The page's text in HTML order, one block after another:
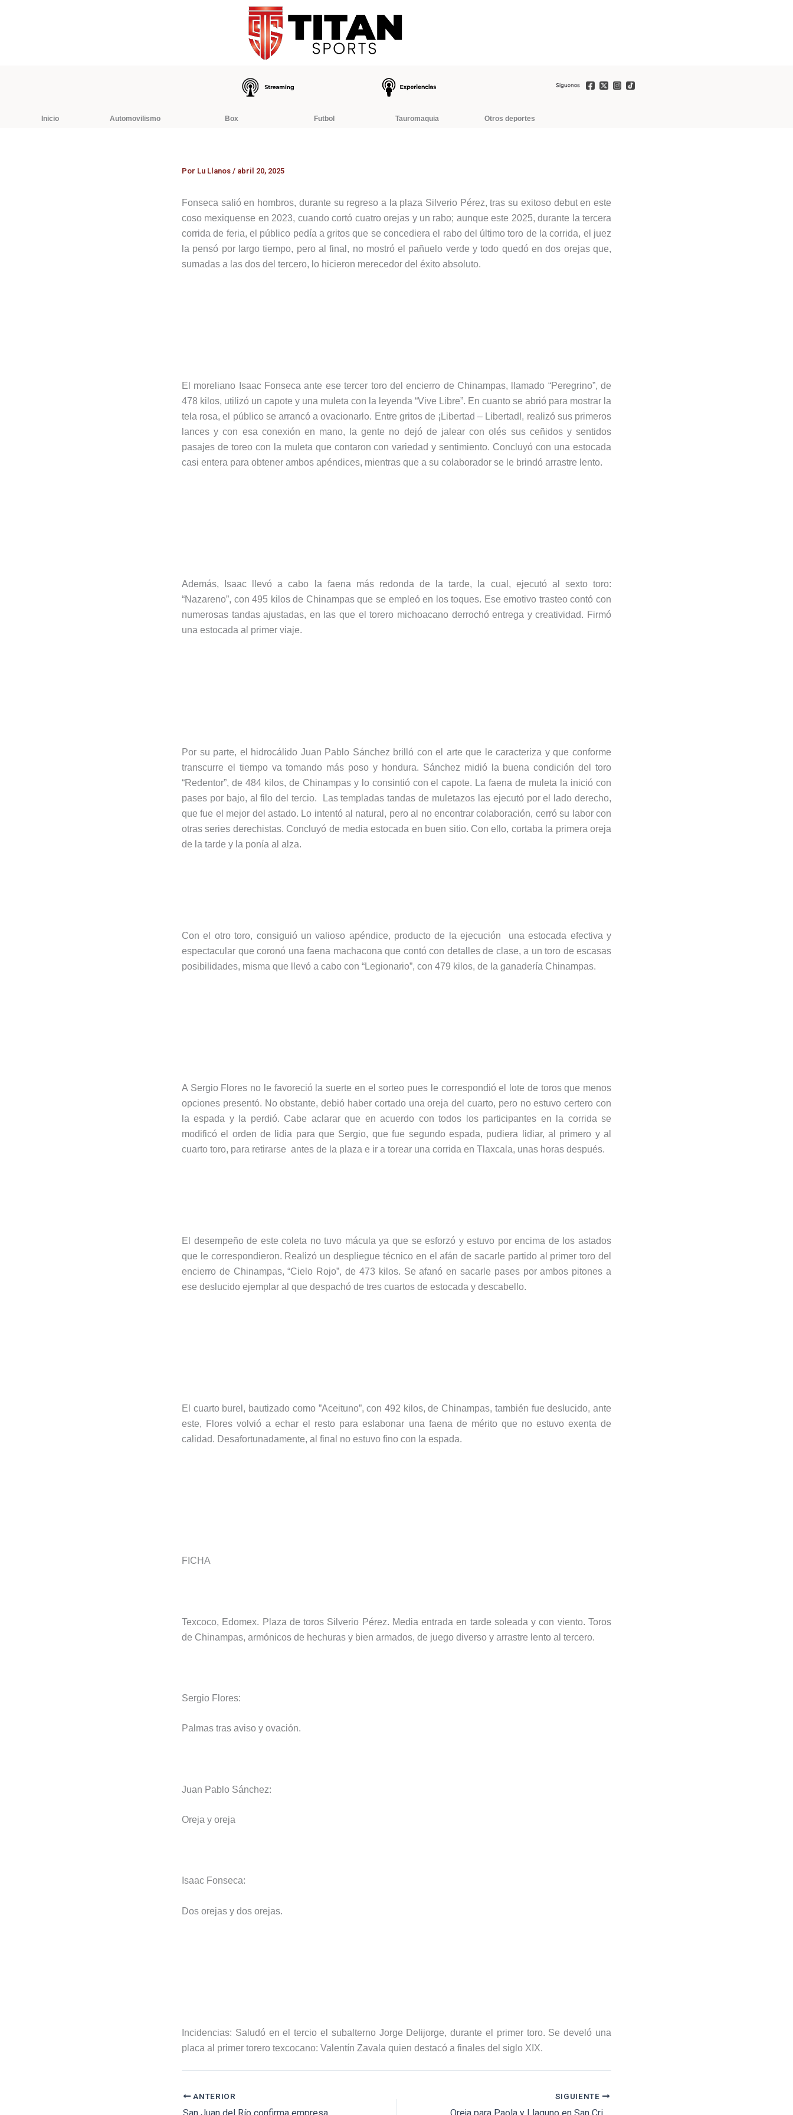
Inicio Automovilismo Box Futbol Tauromaquia Otros deportes
Por Lu Llanos / abril 20, 2025
Fonseca salió en hombros, durante su regreso a la plaza Silverio Pérez, tras su exitoso debut en este
coso mexiquense en 2023, cuando cortó cuatro orejas y un rabo; aunque este 2025, durante la tercera
corrida de feria, el público pedía a gritos que se concediera el rabo del último toro de la corrida, el juez
la pensó por largo tiempo, pero al final, no mostró el pañuelo verde y todo quedó en dos orejas que,
sumadas a las dos del tercero, lo hicieron merecedor del éxito absoluto.
El moreliano Isaac Fonseca ante ese tercer toro del encierro de Chinampas, llamado “Peregrino”, de
478 kilos, utilizó un capote y una muleta con la leyenda “Vive Libre”. En cuanto se abrió para mostrar la
tela rosa, el público se arrancó a ovacionarlo. Entre gritos de ¡Libertad – Libertad!, realizó sus primeros
lances y con esa conexión en mano, la gente no dejó de jalear con olés sus ceñidos y sentidos
pasajes de toreo con la muleta que contaron con variedad y sentimiento. Concluyó con una estocada
casi entera para obtener ambos apéndices, mientras que a su colaborador se le brindó arrastre lento.
Además, Isaac llevó a cabo la faena más redonda de la tarde, la cual, ejecutó al sexto toro:
“Nazareno”, con 495 kilos de Chinampas que se empleó en los toques. Ese emotivo trasteo contó con
numerosas tandas ajustadas, en las que el torero michoacano derrochó entrega y creatividad. Firmó
una estocada al primer viaje.
Por su parte, el hidrocálido Juan Pablo Sánchez brilló con el arte que le caracteriza y que conforme
transcurre el tiempo va tomando más poso y hondura. Sánchez midió la buena condición del toro
“Redentor”, de 484 kilos, de Chinampas y lo consintió con el capote. La faena de muleta la inició con
pases por bajo, al filo del tercio. Las templadas tandas de muletazos las ejecutó por el lado derecho,
que fue el mejor del astado. Lo intentó al natural, pero al no encontrar colaboración, cerró su labor con
otras series derechistas. Concluyó de media estocada en buen sitio. Con ello, cortaba la primera oreja
de la tarde y la ponía al alza.
Con el otro toro, consiguió un valioso apéndice, producto de la ejecución una estocada efectiva y
espectacular que coronó una faena machacona que contó con detalles de clase, a un toro de escasas
posibilidades, misma que llevó a cabo con “Legionario”, con 479 kilos, de la ganadería Chinampas.
A Sergio Flores no le favoreció la suerte en el sorteo pues le correspondió el lote de toros que menos
opciones presentó. No obstante, debió haber cortado una oreja del cuarto, pero no estuvo certero con
la espada y la perdió. Cabe aclarar que en acuerdo con todos los participantes en la corrida se
modificó el orden de lidia para que Sergio, que fue segundo espada, pudiera lidiar, al primero y al
cuarto toro, para retirarse antes de la plaza e ir a torear una corrida en Tlaxcala, unas horas después.
El desempeño de este coleta no tuvo mácula ya que se esforzó y estuvo por encima de los astados
que le correspondieron. Realizó un despliegue técnico en el afán de sacarle partido al primer toro del
encierro de Chinampas, “Cielo Rojo”, de 473 kilos. Se afanó en sacarle pases por ambos pitones a
ese deslucido ejemplar al que despachó de tres cuartos de estocada y descabello.
El cuarto burel, bautizado como ”Aceituno”, con 492 kilos, de Chinampas, también fue deslucido, ante
este, Flores volvió a echar el resto para eslabonar una faena de mérito que no estuvo exenta de
calidad. Desafortunadamente, al final no estuvo fino con la espada.
FICHA
Texcoco, Edomex. Plaza de toros Silverio Pérez. Media entrada en tarde soleada y con viento. Toros
de Chinampas, armónicos de hechuras y bien armados, de juego diverso y arrastre lento al tercero.
Sergio Flores:
Palmas tras aviso y ovación.
Juan Pablo Sánchez:
Oreja y oreja
Isaac Fonseca:
Dos orejas y dos orejas.
Incidencias: Saludó en el tercio el subalterno Jorge Delijorge, durante el primer toro. Se develó una
placa al primer torero texcocano: Valentín Zavala quien destacó a finales del siglo XIX.
ANTERIOR SIGUIENTE